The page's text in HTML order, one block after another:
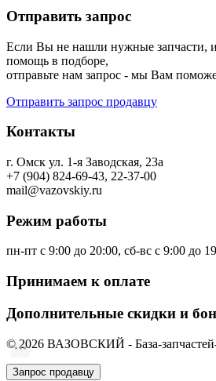
Отправить запрос
Если Вы не нашли нужные запчасти,
помощь в подборе,
отправьте нам запрос - мы Вам
Отправить запрос продавцу
Контакты
г. Омск ул. 1-я Заводская, 23а
+7 (904) 824-69-43, 22-37-00
mail@vazovskiy.ru
Режим работы
пн-пт с 9:00 до 20:00, сб-вс с 9:00 до
Принимаем к оплате
Дополнительные скидки и
© 2026 ВАЗОВСКИЙ - База-
Запрос продавцу